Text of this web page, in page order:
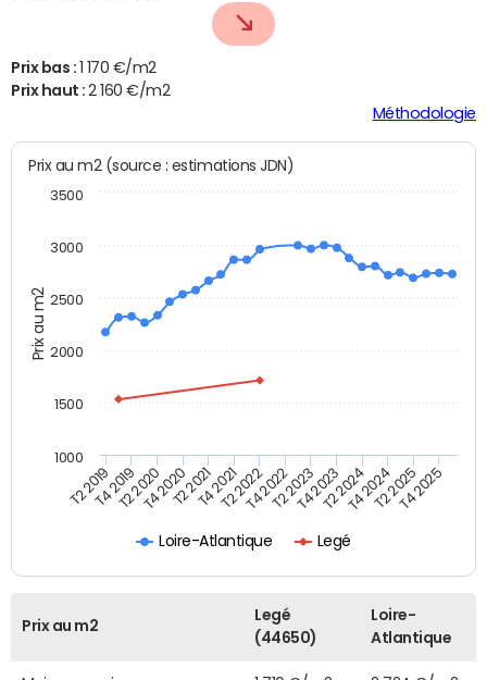
Prix bas :
1 170 €/m2
Prix haut :2 160 €/m2
Méthodologie
Prix au m2
Prix au m2 (source : estimations JDN)
Loire-Atlantique Legé
T2 2019T4 2019T2 2020T4 2020T2 2021T4 2021T2 2022T4 2022T2 2023T4 2023T2 2024T4 2024T2 2025T4 2025
1000
1500
2000
2500
3000
3500
Prix au m2
Legé
(44650)
Loire-
Atlantique